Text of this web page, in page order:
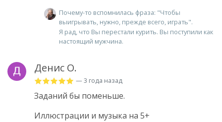
Почему-то вспомнилась фраза: "Чтобы
выигрывать, нужно, прежде всего, играть".
Я рад, что Вы перестали курить. Вы поступили как
настоящий мужчина.
Денис О.
— 3 года назад
Заданий бы поменьше.
Иллюстрации и музыка на 5+